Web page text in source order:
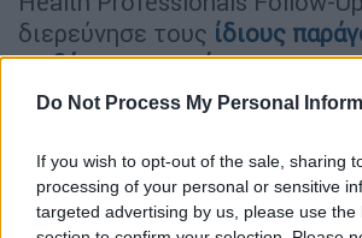
Do Not Process My Personal
If you wish to opt-out of the sale, sharing
processing of your personal or sensitive
targeted advertising by us, please use the
διερεύνησε τους ίδιους
κινδύνουστους άντρες.
ρωτήθηκαν πόσο συχνά
μία μερίδα αλλαντικών,η
μπορούσε να είναιδύο φέτες